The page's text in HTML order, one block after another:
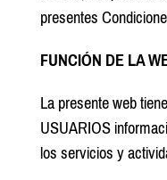
presentes
FUNCIÓN DE LA
La presente web
USUARIOS
los servicios y